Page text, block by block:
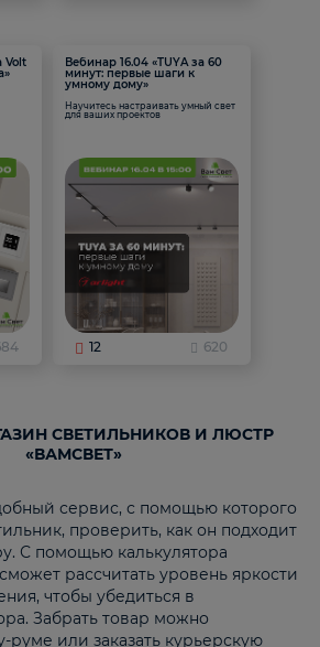
Volt Вебинар 16.04 «TUYA за 60
минут: первые шаги к
умному дому»
Научитесь настраивать умный свет
для ваших проектов
12 620
СВЕТИЛЬНИКОВ И ЛЮСТР
«ВАМСВЕТ»
сервис, с помощью которого
проверить, как он подходит
С помощью калькулятора
рассчитать уровень яркости
чтобы убедиться в
Забрать товар можно
или заказать курьерскую